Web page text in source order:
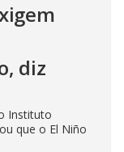
diz
Instituto
que o El Niño